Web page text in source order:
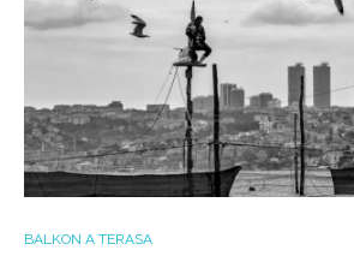
BALKON A TERASA